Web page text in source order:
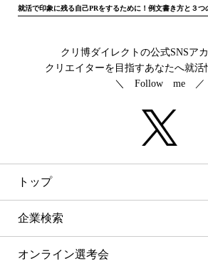
就活で印象に残る自己PRをするために！例文書き方と３つ
クリ博ダイレクトの公式SNSア
クリエイターを目指すあなたへ就活
＼ Follow me ／
トップ
企業検索
オンライン選考会